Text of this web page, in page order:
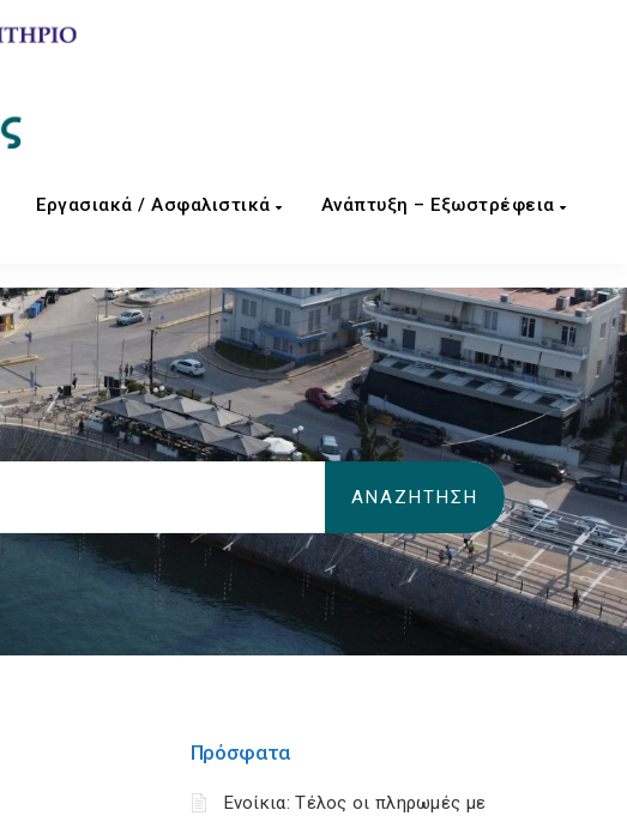
Εργασιακά / Ασφαλιστικά Ανάπτυξη – Εξωστρέφεια
Πρόσφατα
Ενοίκια: Τέλος οι πληρωμές με